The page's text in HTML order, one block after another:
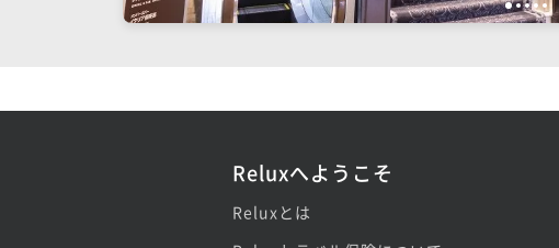
1 2345
Reluxへようこそ
Reluxとは